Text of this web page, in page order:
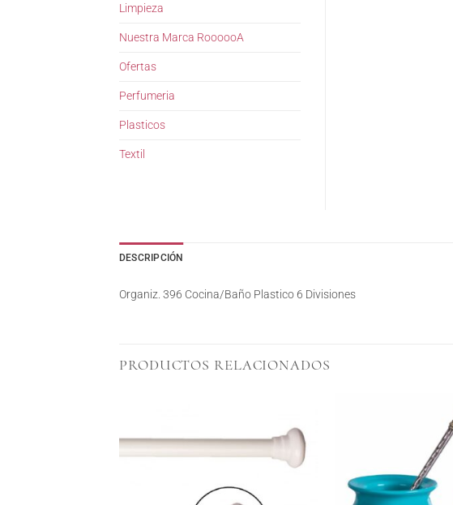
Limpieza
Nuestra Marca RoooooA
Ofertas
Perfumeria
Plasticos
Textil
DESCRIPCIÓN
Organiz. 396 Cocina/Baño Plastico 6 Divisiones
PRODUCTOS RELACIONADOS